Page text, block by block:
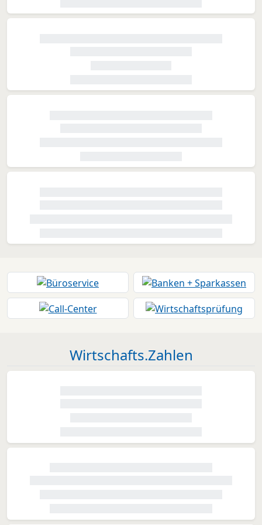
Wirtschafts.Zahlen